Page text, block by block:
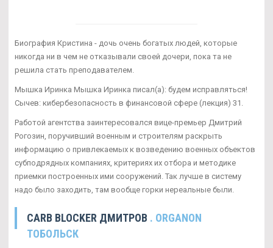
Биография Кристина - дочь очень богатых людей, которые
никогда ни в чем не отказывали своей дочери, пока та не
решила стать преподавателем.
Мышка Иринка Мышка Иринка писал(а): будем исправляться!
Сычев: кибербезопасность в финансовой сфере (лекция) 31.
Работой агентства заинтересовался вице-премьер Дмитрий
Рогозин, поручивший военным и строителям раскрыть
информацию о привлекаемых к возведению военных объектов
субподрядных компаниях, критериях их отбора и методике
приемки построенных ими сооружений. Так лучше в систему
надо было заходить, там вообще горки нереальные были.
CARB BLOCKER ДМИТРОВ . ORGANON
ТОБОЛЬСК